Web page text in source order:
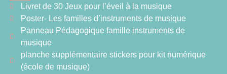
Livret de 30 Jeux pour l’éveil à la musique
Poster- Les familles d’instruments de musique
Panneau Pédagogique famille instruments de
musique
planche supplémentaire stickers pour kit numérique
(école de musique)